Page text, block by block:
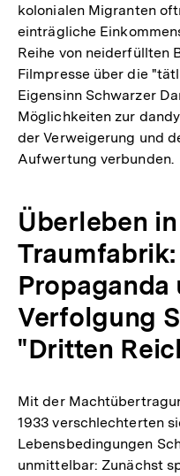
kolonialen Migranten
einträgliche
Reihe von neiderfüllten
Filmpresse über die
Eigensinn Schwarzer
Möglichkeiten zur
der Verweigerung und
Aufwertung verbunden.
Überleben
Propaganda
Verfolgung
"Dritten
Mit der
1933 verschlechterten
Lebensbedingungen
unmittelbar: Zunächst